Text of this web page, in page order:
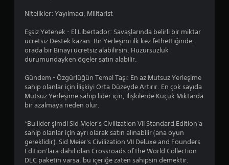
Nitelikler: Yayılmacı, Militarist
Eşsiz Yetenek - El Libertador: Savaşlarında belirli bir miktar
ücretsiz Destek kazan. Bir Yerleşimi ilk kez fethettiğinde,
orada bir Binayı ücretsiz alabilirsin. Huzursuzluk
durumundayken ögeler satın alabilir.
Gündem - Özgürlüğün Temel Taşı: En az Mutsuz Yerleşime
sahip olanlar için İlişkiyi Orta Düzeyde Artırır. En çok sayıda
Mutsuz Yerleşime sahip lider için, İlişkilerde Küçük Miktarda
bir azalmaya neden olur.
*Bu lider şimdi Sid Meier's Civilization VII Standard Edition'a
sahip olanlar için ayrı olarak satın alınabilir (ana oyun
gereklidir). Sid Meier's Civilization VII Deluxe and Founders
Edition'lara dahil olan Crossroads of the World Collection
DLC paketin varsa, bu içeriğe zaten sahipsin demektir.